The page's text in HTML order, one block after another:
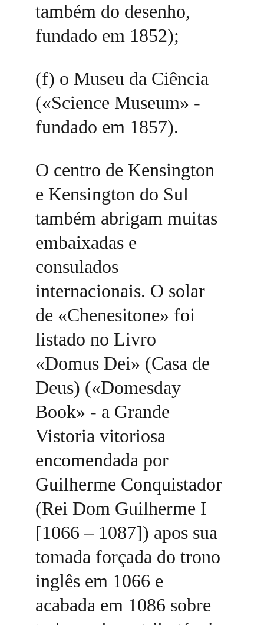
também do desenho,
fundado em 1852);
(f) o Museu da Ciência
(«Science Museum» -
fundado em 1857).
O centro de Kensington
e Kensington do Sul
também abrigam muitas
embaixadas e
consulados
internacionais. O solar
de «Chenesitone» foi
listado no Livro
«Domus Dei» (Casa de
Deus) («Domesday
Book» - a Grande
Vistoria vitoriosa
encomendada por
Guilherme Conquistador
(Rei Dom Guilherme I
[1066 – 1087]) apos sua
tomada forçada do trono
inglês em 1066 e
acabada em 1086 sobre